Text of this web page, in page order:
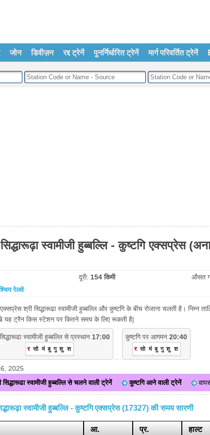
जोन डिवीज़न रद्द ट्रेनें पुनर्निर्धारित ट्रेनें मार्ग परिवर्तित ट्रेनें
स्वामीजी हुब्बल्लि - कुष्टगि एक्सप्रेस
दूरी: 154 किमी औसत
रेलवे
श्री सिद्धारूढा स्वामीजी हुब्बल्लि और कुष्टगि के बीच रोजाना चलती है।
यह ट्रैन किस स्टेशन पर कितने समय के लिए रूकती है|
स्वामीजी हुब्बल्लि से प्रस्थान 17:00
र सो मं बु गु शु श
कुष्टगि पर आगमन 20:40
र सो मं बु गु शु श
2025
सिद्धारूढा स्वामीजी हुब्बल्लि से चलने वाली ट्रेनें कुष्टगि आने वाली ट्रेनें
स्वामीजी हुब्बल्लि - कुष्टगि एक्सप्रेस (17327) की समय सारणी
आ. प्र. हाल्ट